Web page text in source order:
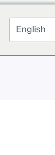
English